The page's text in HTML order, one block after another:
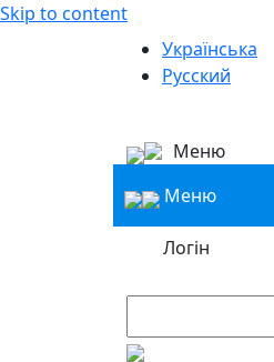
Skip to content
Українська
Русский
Меню
Меню
Логін